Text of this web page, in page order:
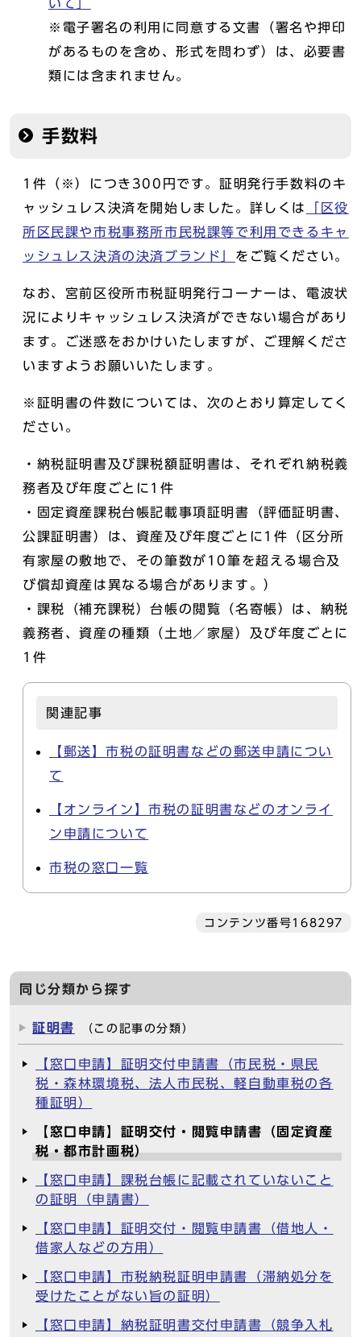
いて」
※電子署名の利用に同意する文書（署名や押印
があるものを含め、形式を問わず）は、必要書
類には含まれません。
手数料
1件（※）につき300円です。証明発行手数料のキ
ャッシュレス決済を開始しました。詳しくは
「区役
所区民課や市税事務所市民税課等で利用できるキャ
ッシュレス決済の決済ブランド」 をご覧ください。
なお、宮前区役所市税証明発行コーナーは、電波状
況によりキャッシュレス決済ができない場合があり
ます。ご迷惑をおかけいたしますが、ご理解くださ
いますようお願いいたします。
※証明書の件数については、次のとおり算定してく
ださい。
・納税証明書及び課税額証明書は、それぞれ納税義
務者及び年度ごとに1件
・固定資産課税台帳記載事項証明書（評価証明書、
公課証明書）は、資産及び年度ごとに1件（区分所
有家屋の敷地で、その筆数が10筆を超える場合及
び償却資産は異なる場合があります。）
・課税（補充課税）台帳の閲覧（名寄帳）は、納税
義務者、資産の種類（土地／家屋）及び年度ごとに
1件
関連記事
【郵送】市税の証明書などの郵送申請につい
て
【オンライン】市税の証明書などのオンライ
ン申請について
市税の窓口一覧
コンテンツ番号168297
同じ分類から探す
証明書 （この記事の分類）
【窓口申請】証明交付申請書（市民税・県民
税・森林環境税、法人市民税、軽自動車税の各
種証明）
【窓口申請】証明交付・閲覧申請書（固定資産
税・都市計画税）
【窓口申請】課税台帳に記載されていないこと
の証明（申請書）
【窓口申請】証明交付・閲覧申請書（借地人・
借家人などの方用）
【窓口申請】市税納税証明申請書（滞納処分を
受けたことがない旨の証明）
【窓口申請】納税証明書交付申請書（競争入札